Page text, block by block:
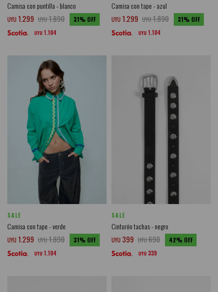
Camisa con puntilla - blanco
UYU 1.299 UYU1.890 31
UYU 1.104
Camisa con tape - azul
UYU 1.299 UYU1.890 31
UYU 1.104
SALE
Camisa con tape - verde
UYU 1.299 UYU1.890 31
UYU 1.104
SALE
Cinturón tachas - negro
UYU 399 UYU690 42
UYU 339